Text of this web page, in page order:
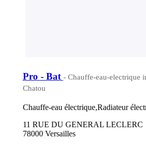
Pro - Bat - Chauffe-eau-electrique
Chatou
Chauffe-eau électrique,Radiateur
11 RUE DU GENERAL LECLERC
78000 Versailles